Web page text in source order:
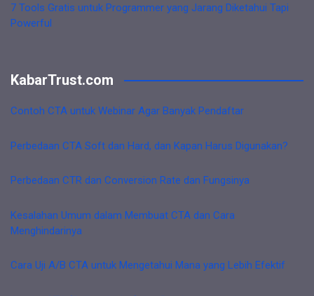
7 Tools Gratis untuk Programmer yang Jarang Diketahui Tapi
Powerful
KabarTrust.com
Contoh CTA untuk Webinar Agar Banyak Pendaftar
Perbedaan CTA Soft dan Hard, dan Kapan Harus Digunakan?
Perbedaan CTR dan Conversion Rate dan Fungsinya
Kesalahan Umum dalam Membuat CTA dan Cara
Menghindarinya
Cara Uji A/B CTA untuk Mengetahui Mana yang Lebih Efektif